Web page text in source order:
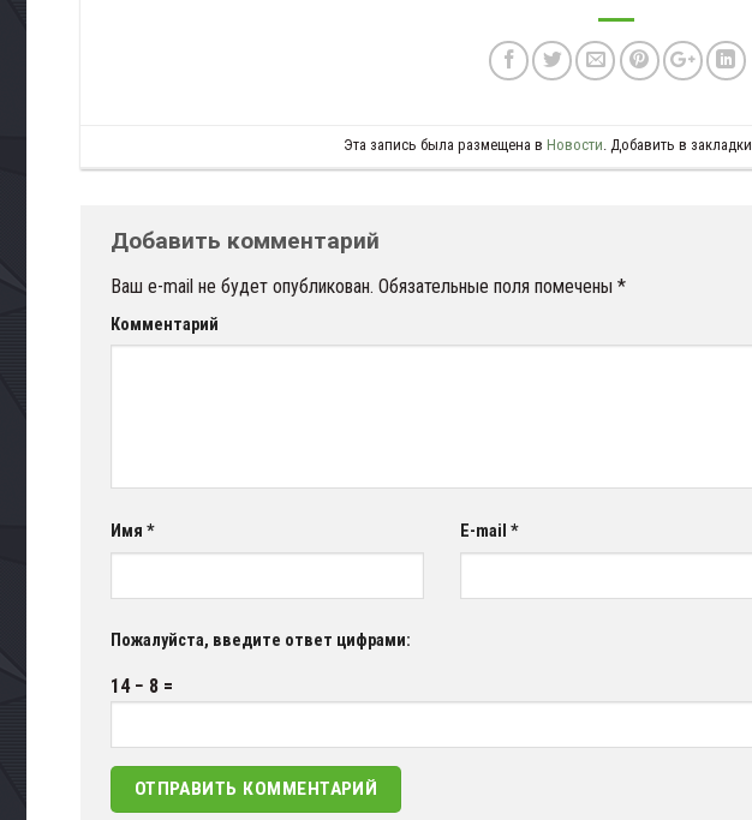
Эта запись была размещена в Новости. Добавить в закладки
Добавить комментарий
Ваш e-mail не будет опубликован. Обязательные поля помечены *
Комментарий
Имя * E-mail *
Пожалуйста, введите ответ цифрами:
14 − 8 =